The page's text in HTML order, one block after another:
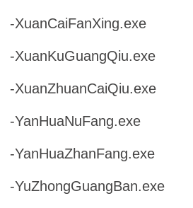
-XuanCaiFanXing.exe
-XuanKuGuangQiu.exe
-XuanZhuanCaiQiu.exe
-YanHuaNuFang.exe
-YanHuaZhanFang.exe
-YuZhongGuangBan.exe